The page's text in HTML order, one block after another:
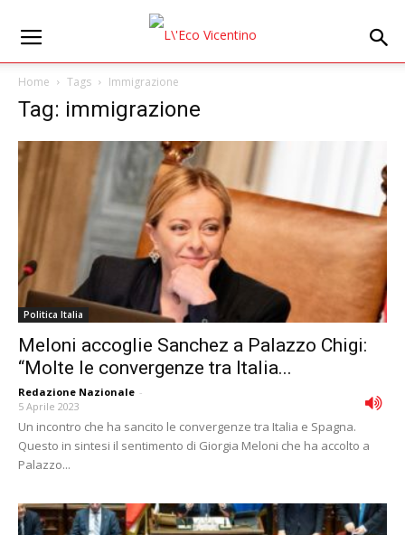
Home Tags Immigrazione
Tag: immigrazione
Politica Italia
Meloni accoglie Sanchez a Palazzo Chigi:
“Molte le convergenze tra Italia...
Redazione Nazionale -
5 Aprile 2023
Un incontro che ha sancito le convergenze tra Italia e Spagna.
Questo in sintesi il sentimento di Giorgia Meloni che ha accolto a
Palazzo...